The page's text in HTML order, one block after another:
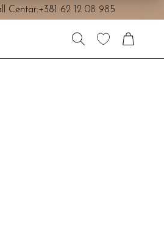
Centar:+381 62 12 08 985